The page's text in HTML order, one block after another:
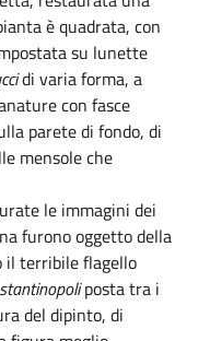
è quadrata, con
su lunette
di varia forma, a
con fasce
parete di fondo, di
mensole che
le immagini dei
furono oggetto della
il terribile flagello
posta tra i
del dipinto, di